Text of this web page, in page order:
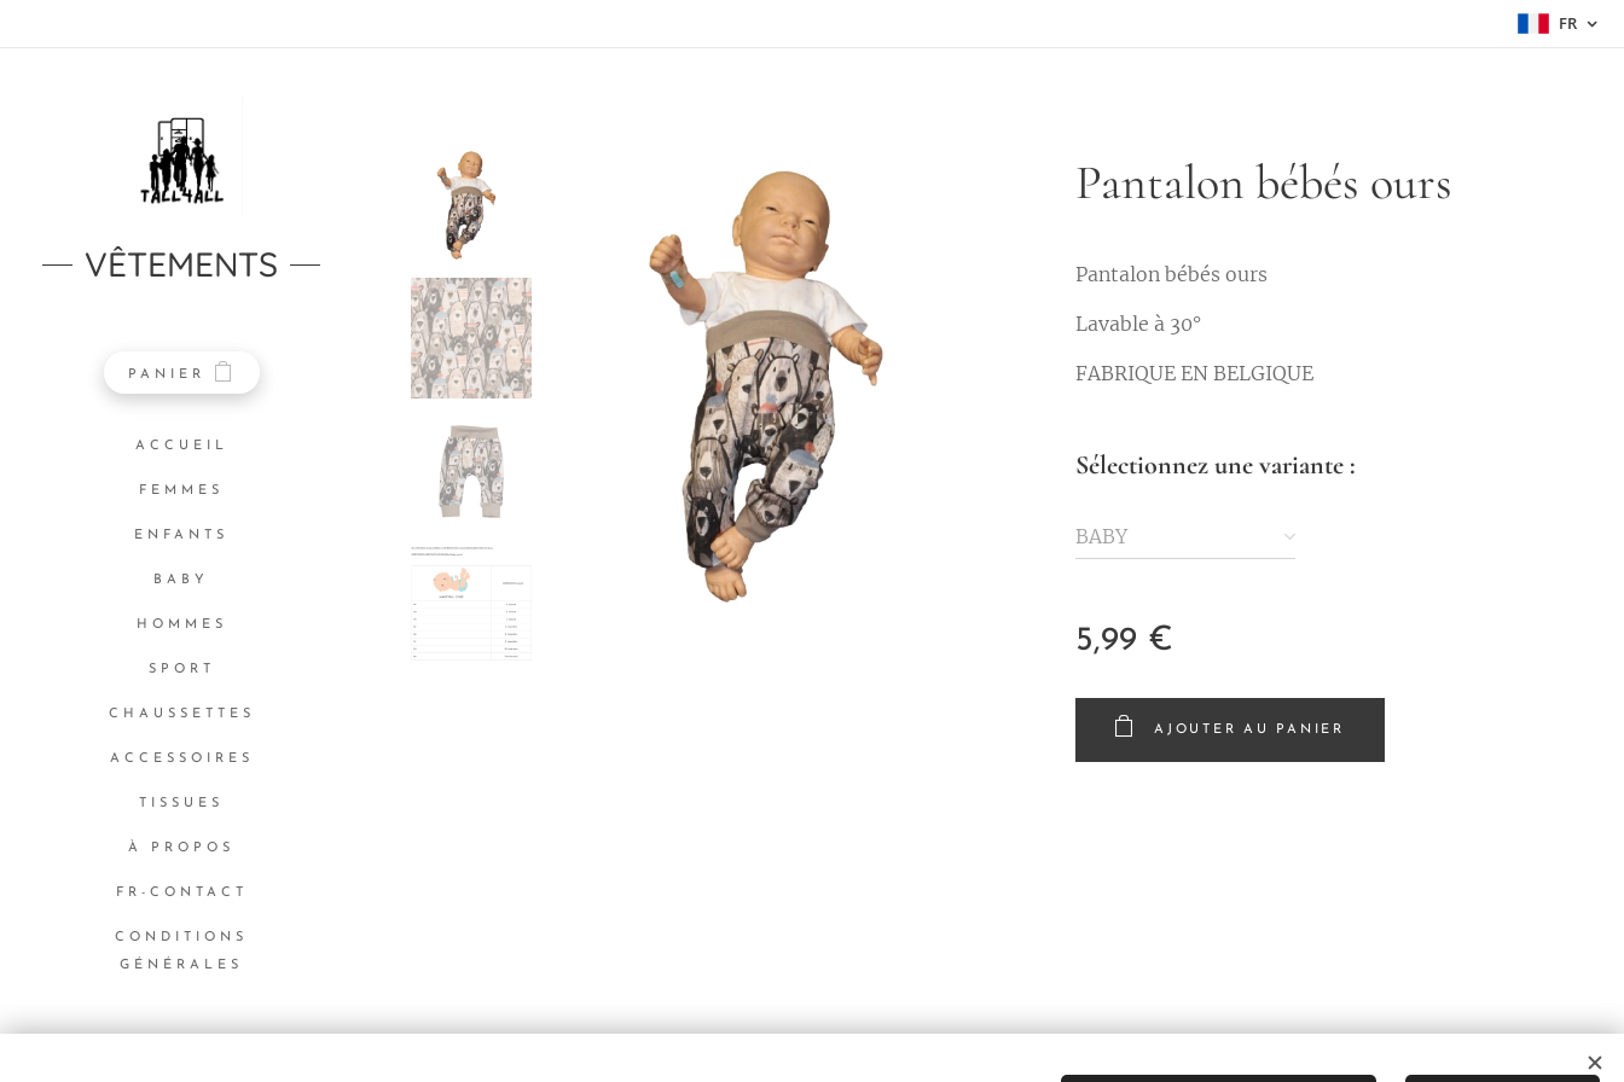
FR
VÊTEMENTS
PANIER
ACCUEIL
FEMMES
ENFANTS
BABY
HOMMES
SPORT
CHAUSSETTES
ACCESSOIRES
TISSUES
À PROPOS
FR-CONTACT
CONDITIONS
GÉNÉRALES
Pantalon bébés ours
Pantalon bébés ours
Lavable à 30°
FABRIQUE EN BELGIQUE
Sélectionnez une variante :
BABY
5,99 €
AJOUTER AU PANIER